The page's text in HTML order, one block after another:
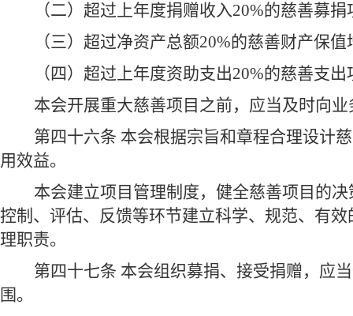
（二）超过上年度捐赠收入20%的慈善募捐
（三）超过净资产总额20%的慈善财产保
（四）超过上年度资助支出20%的慈善支出
本会开展重大慈善项目之前，应当及时向
第四十六条 本会根据宗旨和章程合理设计
用效益。
本会建立项目管理制度，健全慈善项目的
控制、评估、反馈等环节建立科学、规范、有
理职责。
第四十七条 本会组织募捐、接受捐赠，应
围。